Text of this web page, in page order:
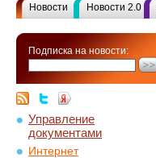
Новости Новости 2.0
Подписка на новости:
Управление
документами
Интернет